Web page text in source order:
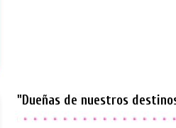
"Dueñas de nuestros